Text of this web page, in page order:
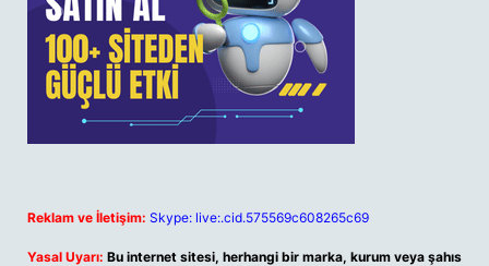
Reklam ve İletişim: Skype: live:.cid.575569c608265c69
Yasal Uyarı: Bu internet sitesi, herhangi bir marka, kurum veya şahıs